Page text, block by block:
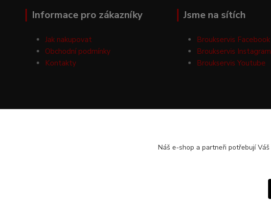
Informace pro zákazníky
Jak nakupovat
Obchodní podmínky
Kontakty
Jsme na sítích
Broukservis Facebook
Broukservis Instagram
Broukservis Youtube
Náš e-shop a partneři potřebují Váš